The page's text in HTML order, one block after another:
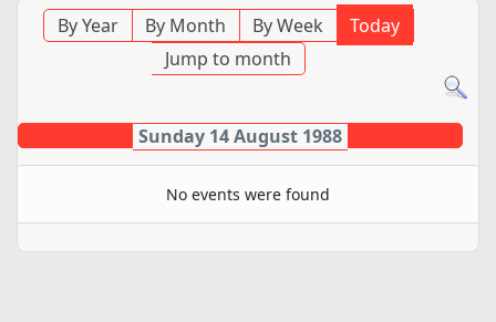
By Year By Month By Week
Today
Jump to month
Sunday 14 August 1988
No events were found